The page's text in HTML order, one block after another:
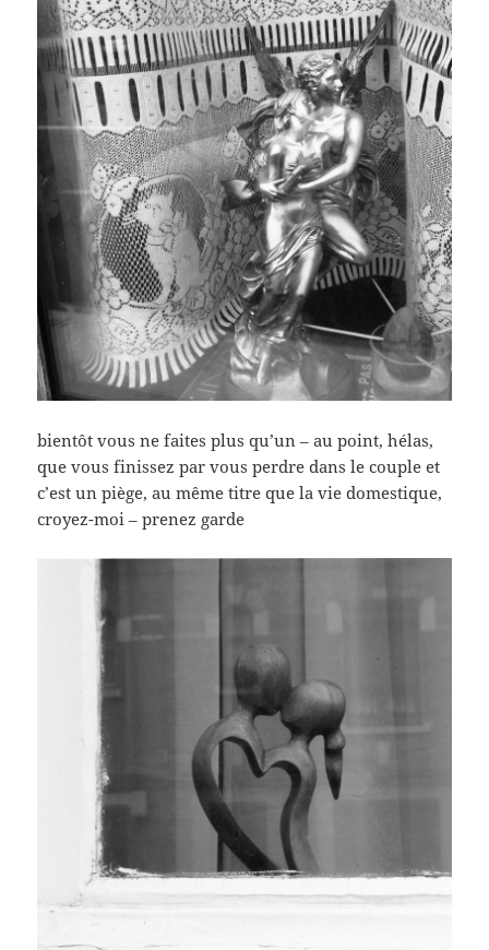
bientôt vous ne faites plus qu’un – au point, hélas,
que vous finissez par vous perdre dans le couple et
c’est un piège, au même titre que la vie domestique,
croyez-moi – prenez garde